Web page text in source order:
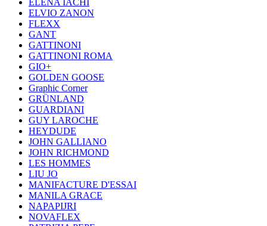
ELENA IACHI
ELVIO ZANON
FLEXX
GANT
GATTINONI
GATTINONI ROMA
GIO+
GOLDEN GOOSE
Graphic Corner
GRÜNLAND
GUARDIANI
GUY LAROCHE
HEYDUDE
JOHN GALLIANO
JOHN RICHMOND
LES HOMMES
LIU JO
MANIFACTURE D'ESSAI
MANILA GRACE
NAPAPIJRI
NOVAFLEX